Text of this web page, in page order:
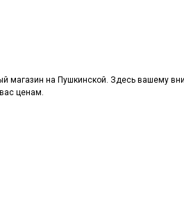
магазин на Пушкинской. Здесь вашему
ценам.